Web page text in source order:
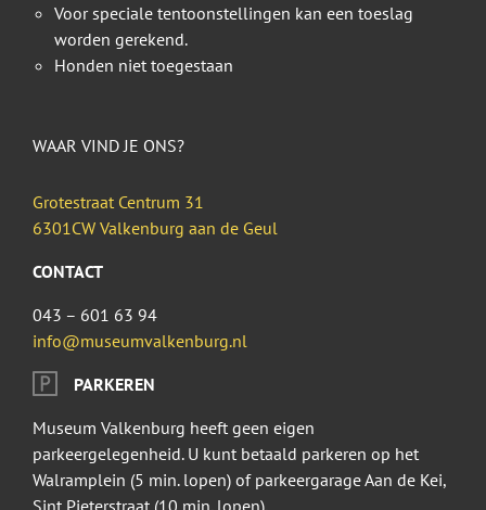
Voor speciale tentoonstellingen kan een toeslag
worden gerekend.
Honden niet toegestaan
WAAR VIND JE ONS?
Grotestraat Centrum 31
6301CW Valkenburg aan de Geul
CONTACT
043 – 601 63 94
info@museumvalkenburg.nl
PARKEREN
Museum Valkenburg heeft geen eigen
parkeergelegenheid. U kunt betaald parkeren op het
Walramplein (5 min. lopen) of parkeergarage Aan de Kei,
Sint Pieterstraat (10 min. lopen).